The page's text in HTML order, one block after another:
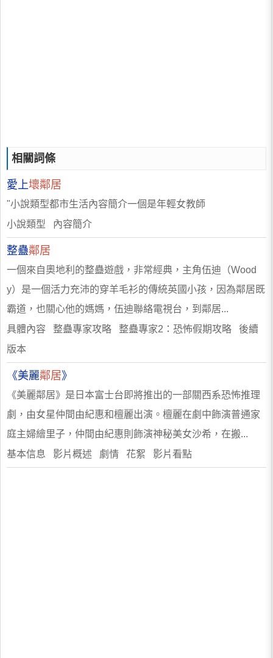
相關詞條
愛上壞鄰居
"小說類型都市生活內容簡介一個是年輕女教師
小說類型 內容簡介
整蠱鄰居
一個來自奧地利的整蠱遊戲，非常經典，主角伍迪（Wood
y）是一個活力充沛的穿羊毛衫的傳統英國小孩，因為鄰居既
霸道，也關心他的媽媽，伍迪聯絡電視台，到鄰居...
具體內容 整蠱專家攻略 整蠱專家2：恐怖假期攻略 後續
版本
《美麗鄰居》
《美麗鄰居》是日本富士台即將推出的一部關西系恐怖推理
劇，由女星仲間由紀惠和檀麗出演。檀麗在劇中飾演普通家
庭主婦繪里子，仲間由紀惠則飾演神秘美女沙希，在搬...
基本信息 影片概述 劇情 花絮 影片看點